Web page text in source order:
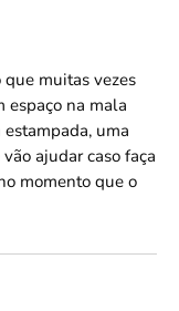
muitas vezes
espaço na mala
uma
ajudar caso faça
momento que o